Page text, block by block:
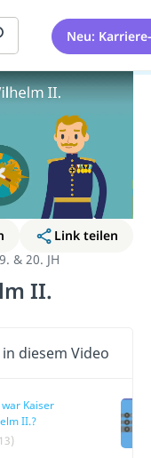
Neu:
Link teilen
& 20. JH
II.
diesem Video
war Kaiser
II.?